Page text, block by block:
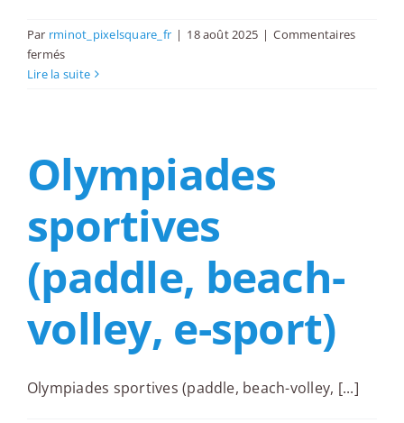
Par rminot_pixelsquare_fr | 18 août 2025 | Commentaires
ferméssur
Afterworks
nat’,
mocktails,
de
Lire la suite
Olympiades
sportives
(paddle, beach-
volley, e-sport)
Olympiades sportives (paddle, beach-volley, [...]